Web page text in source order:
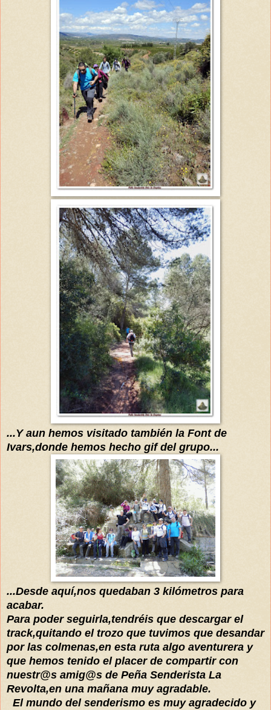
...Y aun hemos visitado también la Font de
Ivars,donde hemos hecho gif del grupo...
...Desde aquí,nos quedaban 3 kilómetros para
acabar.
Para poder seguirla,tendréis que descargar el
track,quitando el trozo que tuvimos que desandar
por las colmenas,en esta ruta algo aventurera y
que hemos tenido el placer de compartir con
nuestr@s amig@s de Peña Senderista La
Revolta,en una mañana muy agradable.
El mundo del senderismo es muy agradecido y